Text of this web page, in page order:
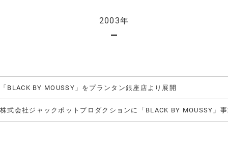
2003年
「BLACK BY MOUSSY」をプランタン銀座店より展開
株式会社ジャックポットプロダクションに「BLACK BY MOUSSY」